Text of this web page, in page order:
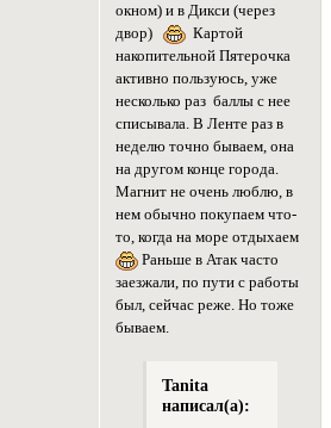
окном) и в Дикси (через
двор)
Картой
накопительной Пятерочка
активно пользуюсь, уже
несколько раз баллы с нее
списывала. В Ленте раз в
неделю точно бываем, она
на другом конце города.
Магнит не очень люблю, в
нем обычно покупаем что-
то, когда на море отдыхаем
Раньше в Атак часто
заезжали, по пути с работы
был, сейчас реже. Но тоже
бываем.
Tanita
написал(а):